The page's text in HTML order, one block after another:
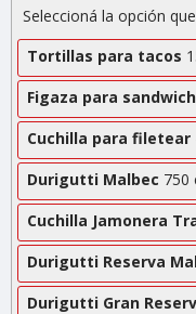
Seleccioná la opción
Tortillas para tacos
Figaza para
Cuchilla para filetear
Durigutti Malbec 750
Cuchilla Jamonera
Durigutti Reserva
Durigutti Gran